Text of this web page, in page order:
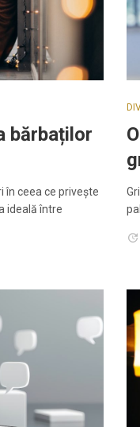
bărbaților
în ceea ce privește
ideală între